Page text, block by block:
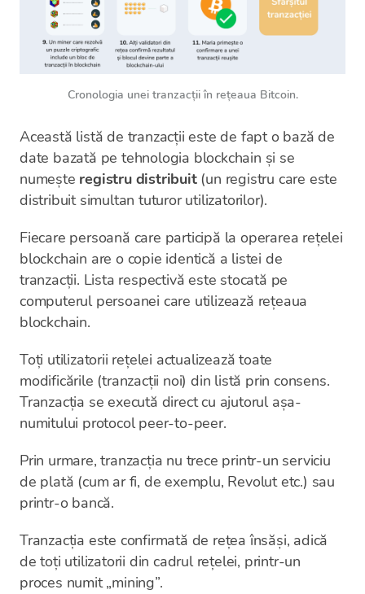
Cronologia unei tranzacții în rețeaua Bitcoin.
Această listă de tranzacții este de fapt o bază de
date bazată pe tehnologia blockchain și se
numește registru distribuit(un registru care este
distribuit simultan tuturor utilizatorilor).
Fiecare persoană care participă la operarea rețelei
blockchain are o copie identică a listei de
tranzacții. Lista respectivă este stocată pe
computerul persoanei care utilizează rețeaua
blockchain.
Toți utilizatorii rețelei actualizează toate
modificările (tranzacții noi) din listă prin consens.
Tranzacția se execută direct cu ajutorul așa-
numitului protocol peer-to-peer.
Prin urmare, tranzacția nu trece printr-un serviciu
de plată (cum ar fi, de exemplu, Revolut etc.) sau
printr-o bancă.
Tranzacția este confirmată de rețea însăși, adică
de toți utilizatorii din cadrul rețelei, printr-un
proces numit „mining”.